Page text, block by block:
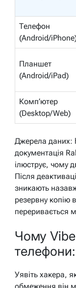
Телефон
(Android/
Планшет
(Android/iPad)
Комп’ютер
(Desktop/Web)
Джерела даних:
документація
ілюструє, чому
Після
зникають
резервну копію
переривається
Чому
Уявіть хакера,